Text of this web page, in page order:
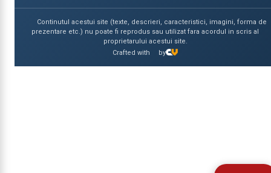
Continutul acestui site (texte, descrieri, caracteristici, imagini, forma de
prezentare etc.) nu poate fi reprodus sau utilizat fara acordul in scris al
proprietarului acestui site.
Crafted with
by